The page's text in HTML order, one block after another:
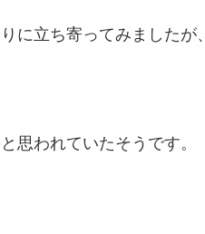
に立ち寄ってみましたが、
思われていたそうです。